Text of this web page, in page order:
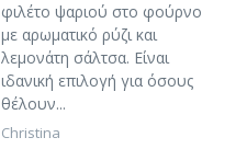
φιλέτο ψαριού στο φούρνο
με αρωματικό ρύζι και
λεμονάτη σάλτσα. Είναι
ιδανική επιλογή για όσους
θέλουν...
Christina